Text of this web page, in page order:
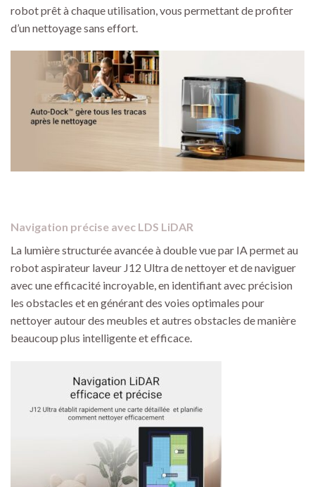
robot prêt à chaque utilisation, vous permettant de profiter
d’un nettoyage sans effort.
Navigation précise avec LDS LiDAR
La lumière structurée avancée à double vue par IA permet au
robot aspirateur laveur J12 Ultra de nettoyer et de naviguer
avec une efficacité incroyable, en identifiant avec précision
les obstacles et en générant des voies optimales pour
nettoyer autour des meubles et autres obstacles de manière
beaucoup plus intelligente et efficace.